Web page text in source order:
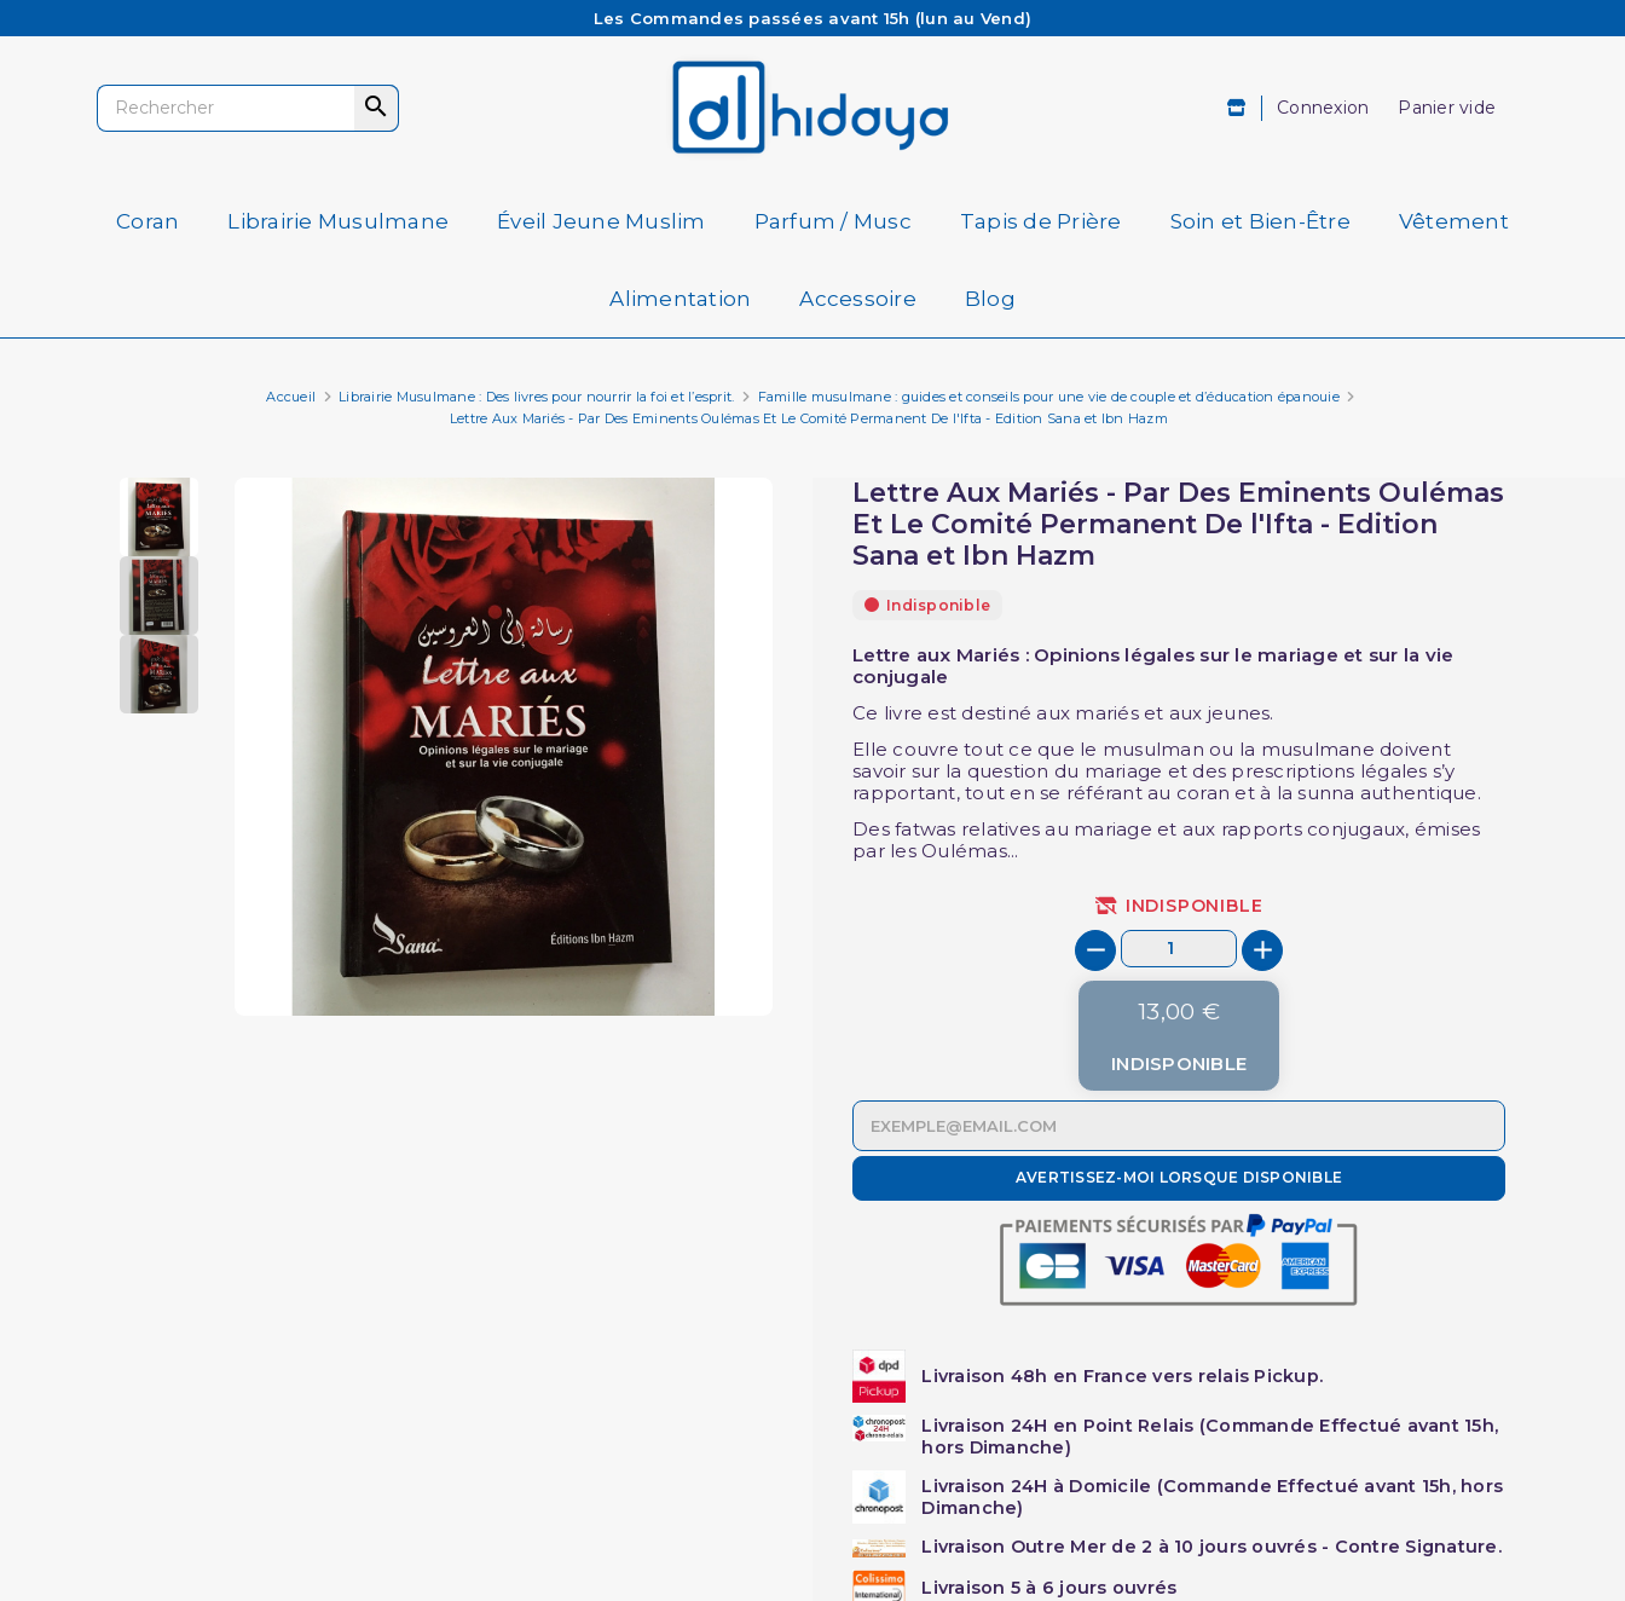
Les Commandes passées avant 15h (lun au Vend)
Besoin d'aide ? Retrouvez notre FAQ
Livraison offerte à partir de 65€ d'achat*
 Connexion Panier vide
Coran Librairie Musulmane Éveil Jeune Muslim Parfum / Musc Tapis de Prière Soin et Bien-Être Vêtement
Alimentation Accessoire Blog
Accueil Librairie Musulmane : Des livres pour nourrir la foi et l’esprit.
Famille musulmane : guides et conseils pour une vie de couple et d’éducation épanouie
Lettre Aux Mariés - Par Des Eminents Oulémas Et Le Comité Permanent De l'Ifta - Edition Sana et Ibn Hazm
Lettre Aux Mariés - Par Des Eminents Oulémas
Et Le Comité Permanent De l'Ifta - Edition
Sana et Ibn Hazm
Indisponible
Lettre aux Mariés : Opinions légales sur le mariage et sur la vie
conjugale
Ce livre est destiné aux mariés et aux jeunes.
Elle couvre tout ce que le musulman ou la musulmane doivent
savoir sur la question du mariage et des prescriptions légales s’y
rapportant, tout en se référant au coran et à la sunna authentique.
Des fatwas relatives au mariage et aux rapports conjugaux, émises
par les Oulémas...
INDISPONIBLE
13,00 €
INDISPONIBLE
AVERTISSEZ-MOI LORSQUE DISPONIBLE
Livraison 48h en France vers relais Pickup.
Livraison 24H en Point Relais (Commande Effectué avant 15h,
hors Dimanche)
Livraison 24H à Domicile (Commande Effectué avant 15h, hors
Dimanche)
Livraison Outre Mer de 2 à 10 jours ouvrés - Contre Signature.
Livraison 5 à 6 jours ouvrés